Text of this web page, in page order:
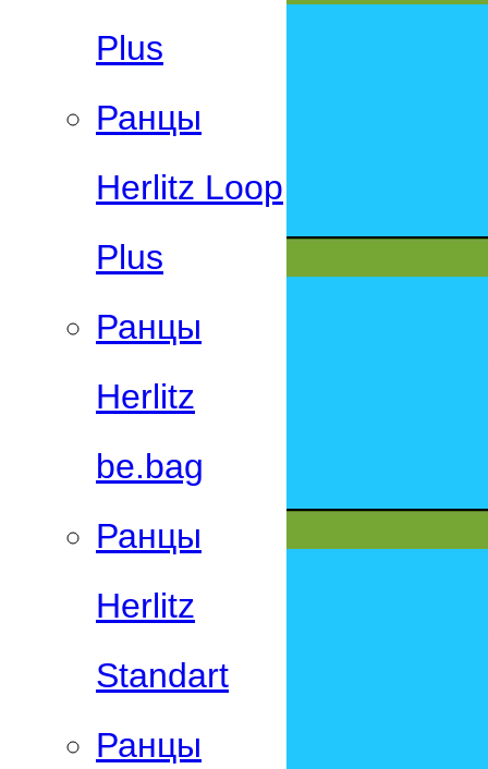
Plus
Ранцы
Herlitz Loop
Plus
Ранцы
Herlitz
be.bag
Ранцы
Herlitz
Standart
Ранцы